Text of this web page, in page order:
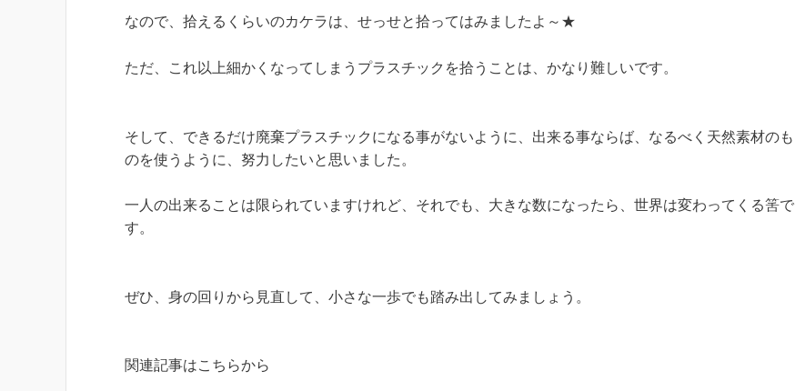
なので、拾えるくらいのカケラは、せっせと拾ってはみましたよ～★
ただ、これ以上細かくなってしまうプラスチックを拾うことは、かなり難しいです。
そして、できるだけ廃棄プラスチックになる事がないように、出来る事ならば、なるべく天然素材のも
のを使うように、努力したいと思いました。
一人の出来ることは限られていますけれど、それでも、大きな数になったら、世界は変わってくる筈で
す。
ぜひ、身の回りから見直して、小さな一歩でも踏み出してみましょう。
関連記事はこちらから